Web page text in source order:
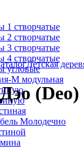
1 створчатые
2 створчатые
3 створчатые
4 створчатые
угловые
М модульная
Молодечно
Детская
(Deo)